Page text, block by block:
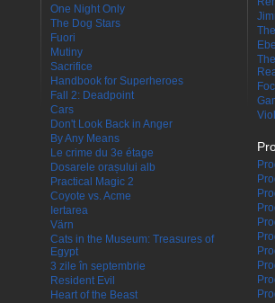
One Night Only
The Dog Stars
Fuori
Mutiny
Sacrifice
Handbook for Superheroes
Fall 2: Deadpoint
Cars
Don't Look Back in Anger
By Any Means
Le crime du 3e étage
Dosarele orașului alb
Practical Magic 2
Coyote vs. Acme
Iertarea
Värn
Cats in the Museum: Treasures of
Egypt
3 zile în septembrie
Resident Evil
Heart of the Beast